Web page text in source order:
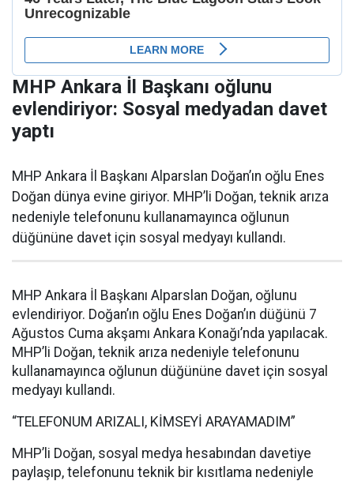
MHP Ankara İl Başkanı oğlunu
evlendiriyor: Sosyal medyadan davet
yaptı
MHP Ankara İl Başkanı Alparslan Doğan’ın oğlu Enes
Doğan dünya evine giriyor. MHP’li Doğan, teknik arıza
nedeniyle telefonunu kullanamayınca oğlunun
düğününe davet için sosyal medyayı kullandı.
MHP Ankara İl Başkanı Alparslan Doğan, oğlunu
evlendiriyor. Doğan’ın oğlu Enes Doğan’ın düğünü 7
Ağustos Cuma akşamı Ankara Konağı’nda yapılacak.
MHP’li Doğan, teknik arıza nedeniyle telefonunu
kullanamayınca oğlunun düğününe davet için sosyal
medyayı kullandı.
“TELEFONUM ARIZALI, KİMSEYİ ARAYAMADIM”
MHP’li Doğan, sosyal medya hesabından davetiye
paylaşıp, telefonunu teknik bir kısıtlama nedeniyle